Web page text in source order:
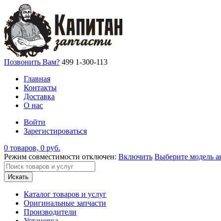
Позвонить Вам? 499 1-300-113
Главная
Контакты
Доставка
О нас
Войти
Зарегистироваться
0 товаров, 0 руб.
Режим совместимости отключен: Включить Выберите модель
Искать
Каталог товаров и услуг
Оригинальные запчасти
Производители